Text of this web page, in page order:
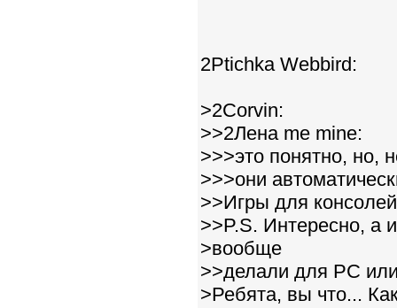
2Ptichka Webbird:
>2Corvin:
>>2Лена me mine:
>>>это понятно, но,
>>>они
>>Игры для
>>P.S. Интересно, а
>вообще
>>делали для PC
>Ребята, вы что...